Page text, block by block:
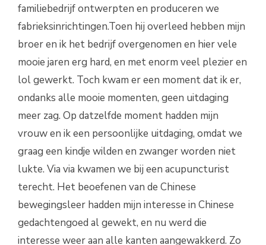
familiebedrijf ontwerpten en produceren we
fabrieksinrichtingen.Toen hij overleed hebben mijn
broer en ik het bedrijf overgenomen en hier vele
mooie jaren erg hard, en met enorm veel plezier en
lol gewerkt. Toch kwam er een moment dat ik er,
ondanks alle mooie momenten, geen uitdaging
meer zag. Op datzelfde moment hadden mijn
vrouw en ik een persoonlijke uitdaging, omdat we
graag een kindje wilden en zwanger worden niet
lukte. Via via kwamen we bij een acupuncturist
terecht. Het beoefenen van de Chinese
bewegingsleer hadden mijn interesse in Chinese
gedachtengoed al gewekt, en nu werd die
interesse weer aan alle kanten aangewakkerd. Zo